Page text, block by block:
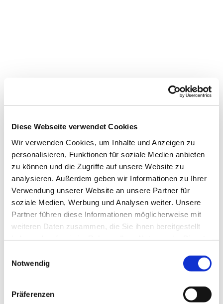
Diese Webseite verwendet Cookies
Wir verwenden Cookies, um Inhalte und Anzeigen zu
personalisieren, Funktionen für soziale Medien anbieten
zu können und die Zugriffe auf unsere Website zu
analysieren. Außerdem geben wir Informationen zu Ihrer
Verwendung unserer Website an unsere Partner für
soziale Medien, Werbung und Analysen weiter. Unsere
Partner führen diese Informationen möglicherweise mit
weiteren Daten zusammen, die Sie ihnen bereitgestellt
Notwendig
Präferenzen
Dies könnte Sie auch
interessieren